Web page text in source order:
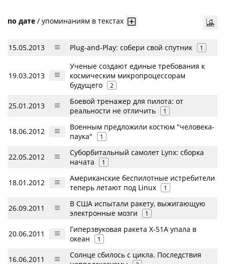
по дате / упоминаниям в текстах
15.05.2013 Plug-and-Play: собери свой спутник 1
19.03.2013
Ученые создают единые требования к
космическим микропроцессорам
будущего
2
25.01.2013
Боевой тренажер для пилота: от
реальности не отличить
1
18.06.2012
Военным предложили костюм "человека-
паука"
1
22.05.2012
Суборбитальный самолет Lynx: сборка
начата
1
18.01.2012
Американские беспилотные истребители
теперь летают под Linux
1
26.09.2011
В США испытали ракету, выжигающую
электронные мозги
1
20.06.2011
Гиперзвуковая ракета X-51A упала в
океан
1
16.06.2011
Солнце сбилось с цикла. Последствия